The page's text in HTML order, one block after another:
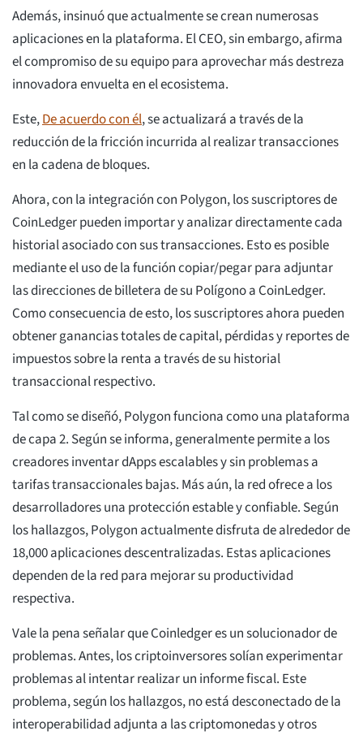
Además, insinuó que actualmente se crean numerosas
aplicaciones en la plataforma. El CEO, sin embargo, afirma
el compromiso de su equipo para aprovechar más destreza
innovadora envuelta en el ecosistema.
Este,De acuerdo con él, se actualizará a través de la
reducción de la fricción incurrida al realizar transacciones
en la cadena de bloques.
Ahora, con la integración con Polygon, los suscriptores de
CoinLedger pueden importar y analizar directamente cada
historial asociado con sus transacciones. Esto es posible
mediante el uso de la función copiar/pegar para adjuntar
las direcciones de billetera de su Polígono a CoinLedger.
Como consecuencia de esto, los suscriptores ahora pueden
obtener ganancias totales de capital, pérdidas y reportes de
impuestos sobre la renta a través de su historial
transaccional respectivo.
Tal como se diseñó, Polygon funciona como una plataforma
de capa 2. Según se informa, generalmente permite a los
creadores inventar dApps escalables y sin problemas a
tarifas transaccionales bajas. Más aún, la red ofrece a los
desarrolladores una protección estable y confiable. Según
los hallazgos, Polygon actualmente disfruta de alrededor de
18,000 aplicaciones descentralizadas. Estas aplicaciones
dependen de la red para mejorar su productividad
respectiva.
Vale la pena señalar que Coinledger es un solucionador de
problemas. Antes, los criptoinversores solían experimentar
problemas al intentar realizar un informe fiscal. Este
problema, según los hallazgos, no está desconectado de la
interoperabilidad adjunta a las criptomonedas y otros